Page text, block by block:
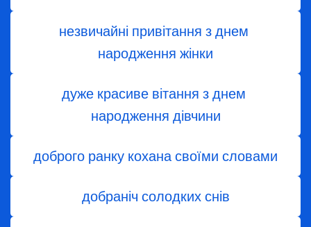
незвичайні привітання з днем ​​
народження жінки
дуже красиве вітання з днем ​​
народження дівчини
доброго ранку кохана своїми словами
добраніч солодких снів